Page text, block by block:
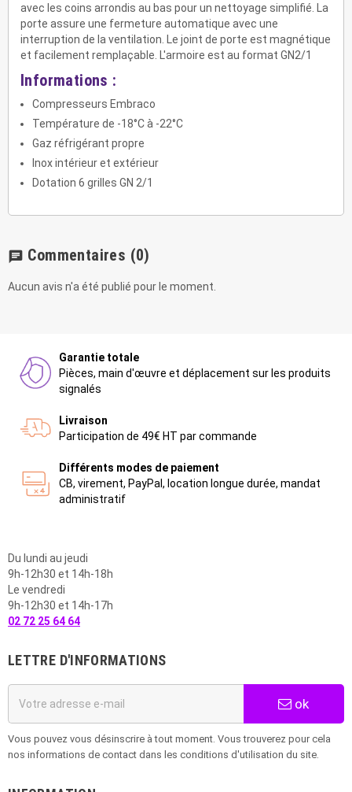
avec les coins arrondis au bas pour un nettoyage simplifié. La
porte assure une fermeture automatique avec une
interruption de la ventilation. Le joint de porte est magnétique
et facilement remplaçable. L'armoire est au format GN2/1
Informations :
Compresseurs Embraco
Température de -18°C à -22°C
Gaz réfrigérant propre
Inox intérieur et extérieur
Dotation 6 grilles GN 2/1
chat Commentaires (0)
Aucun avis n'a été publié pour le moment.
Garantie totale
Pièces, main d'œuvre et déplacement sur les produits
signalés
Livraison
Participation de 49€ HT par commande
Différents modes de paiement
CB, virement, PayPal, location longue durée, mandat
administratif
Du lundi au jeudi
9h-12h30 et 14h-18h
Le vendredi
9h-12h30 et 14h-17h
02 72 25 64 64
LETTRE D'INFORMATIONS
ok
Vous pouvez vous désinscrire à tout moment. Vous trouverez pour cela
nos informations de contact dans les conditions d'utilisation du site.